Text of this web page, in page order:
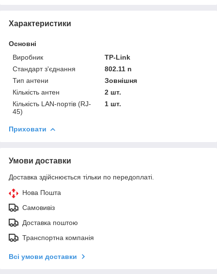
Характеристики
Основні
Виробник
TP-Link
Стандарт з'єднання
802.11 n
Тип антени
Зовнішня
Кількість антен
2 шт.
Кількість LAN-портів (RJ-
45)
1 шт.
Приховати
Умови доставки
Доставка здійснюється тільки по передоплаті.
Нова Пошта
Самовивіз
Доставка поштою
Транспортна компанія
Всі умови доставки